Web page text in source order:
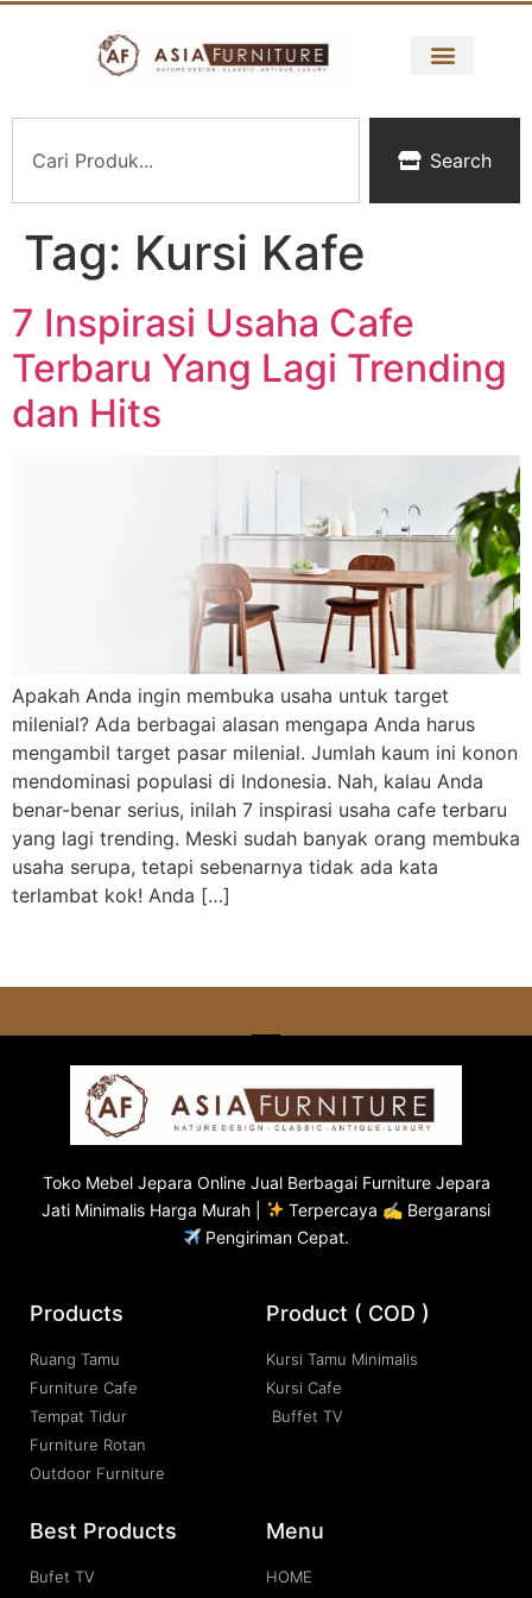
Search
Tag: Kursi Kafe
7 Inspirasi Usaha Cafe
Terbaru Yang Lagi Trending
dan Hits
Apakah Anda ingin membuka usaha untuk target
milenial? Ada berbagai alasan mengapa Anda harus
mengambil target pasar milenial. Jumlah kaum ini konon
mendominasi populasi di Indonesia. Nah, kalau Anda
benar-benar serius, inilah 7 inspirasi usaha cafe terbaru
yang lagi trending. Meski sudah banyak orang membuka
usaha serupa, tetapi sebenarnya tidak ada kata
terlambat kok! Anda […]
Toko Mebel Jepara Online Jual Berbagai Furniture Jepara
Jati Minimalis Harga Murah |
Terpercaya ✍ Bergaransi
Pengiriman Cepat.
Products
Ruang Tamu
Furniture Cafe
Tempat Tidur
Furniture Rotan
Outdoor Furniture
Product ( COD )
Kursi Tamu Minimalis
Kursi Cafe
Buffet TV
Best Products
Bufet TV
Menu
HOME